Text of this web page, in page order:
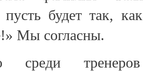
пусть будет так,
Мы согласны.
среди